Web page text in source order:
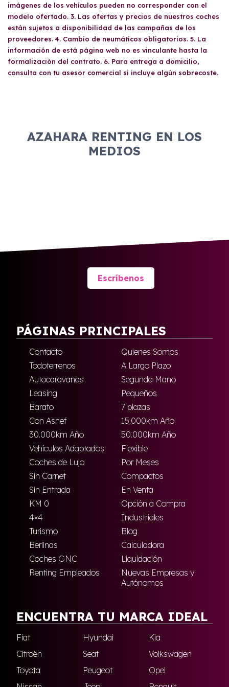
recibo bancario con el IBAN y titular. Además,
deberán entregar el DNI del titular y el carnet
de conducir principal por ambas caras.
también tener una solvencia económica
suficiente y, en el caso de particulares, contar
con un contrato de trabajo. No se debe
pertenecer a ningún registro de morosidad
(Asnef).
imágenes de los vehículos pueden no corresponder con el
modelo ofertado. 3. Las ofertas y precios de nuestros coches
están sujetos a disponibilidad de las campañas de los
proveedores. 4. Cambio de neumáticos obligatorios. 5. La
información de está página web no es vinculante hasta la
formalización del contrato. 6. Para entrega a domicilio,
consulta con tu asesor comercial si incluye algún sobrecoste.
AZAHARA RENTING EN LOS
MEDIOS
Escríbenos
PÁGINAS PRINCIPALES
Contacto
Quienes Somos
Todoterrenos
A Largo Plazo
Autocaravanas
Segunda Mano
Leasing
Pequeños
Barato
7 plazas
Con Asnef
15.000km Año
30.000km Año
50.000km Año
Vehículos Adaptados
Flexible
Coches de Lujo
Por Meses
Sin Carnet
Compactos
Sin Entrada
En Venta
KM 0
Opción a Compra
4×4
Industriales
Turismo
Blog
Berlinas
Calculadora
Coches GNC
Liquidación
Renting Empleados
Nuevas Empresas y
Autónomos
ENCUENTRA TU MARCA IDEAL
Fiat Hyundai
Kia
Citroën
Seat
Volkswagen
Toyota
Peugeot
Opel